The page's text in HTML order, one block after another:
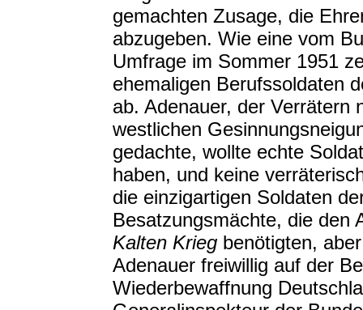
gemachten Zusage, die
abzugeben. Wie eine vom
Umfrage im Sommer 1951
ehemaligen Berufssoldaten
ab. Adenauer, der Verrätern
westlichen
gedachte, wollte echte
haben, und keine
die einzigartigen Soldaten
Besatzungsmächte, die den
Kalten Krieg benötigten,
Adenauer freiwillig auf der
Wiederbewaffnung